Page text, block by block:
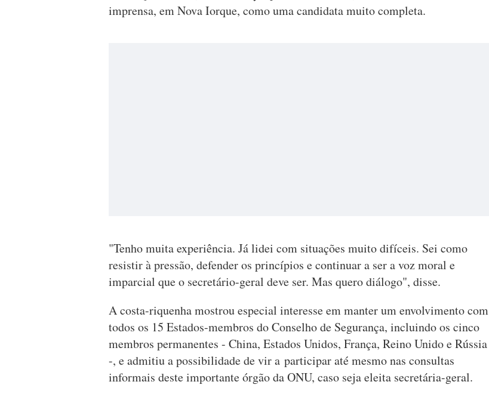
imprensa, em Nova Iorque, como uma candidata muito completa.
"Tenho muita experiência. Já lidei com situações muito difíceis. Sei como
resistir à pressão, defender os princípios e continuar a ser a voz moral e
imparcial que o secretário-geral deve ser. Mas quero diálogo", disse.
A costa-riquenha mostrou especial interesse em manter um envolvimento com
todos os 15 Estados-membros do Conselho de Segurança, incluindo os cinco
membros permanentes - China, Estados Unidos, França, Reino Unido e Rússia
-, e admitiu a possibilidade de vir a participar até mesmo nas consultas
informais deste importante órgão da ONU, caso seja eleita secretária-geral.